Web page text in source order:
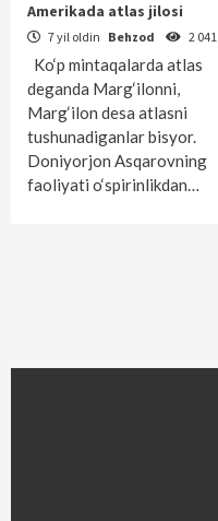
Amerikada atlas jilosi
7 yil oldin Behzod 2 041
Ko‘p mintaqalarda atlas
deganda Marg‘ilonni,
Marg‘ilon desa atlasni
tushunadiganlar bisyor.
Doniyorjon Asqarovning
faoliyati o‘spirinlikdan…